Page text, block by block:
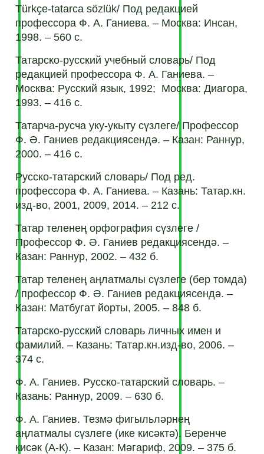
Türkçe-tatarca sözlük/ Под редакцией
профессора Ф. А. Ганиева. – Москва: Инсан,
1998. – 560 с.
Татарско-русский учебный словарь/ Под
редакцией профессора Ф. А. Ганиева. –
Москва: Русский язык, 1992; Москва: Диагора,
1993. – 416 с.
Татарча-русча уку-укыту сүзлеге/ Профессор
Ф. Ә. Ганиев редакциясендә. – Казан: Раннур,
2000. – 416 с.
Русcко-татарский словарь/ Под ред.
профессора Ф. А. Ганиева. – Казань: Татар.кн.
изд-во, 2001, 2009, 2014. – 212 с.
Татар теленең орфография сүзлеге /
Профессор Ф. Ә. Ганиев редакциясендә. –
Казан: Раннур, 2002. – 432 б.
Татар теленең аңлатмалы сүзлеге (бер томда)
/ профессор Ф. Ә. Ганиев редакциясендә. –
Казан: Матбугат йорты, 2005. – 848 б.
Татарско-русский словарь личных имен и
фамилий. – Казань: Татар.кн.изд-во, 2006. –
374 с.
Ф. А. Ганиев. Русско-татарский словарь. –
Казань: Раннур, 2009. – 630 б.
Ф. А. Ганиев. Тезмә фигыльләрнең
аңлатмалы сүзлеге (ике кисәктә). Беренче
кисәк (А-К). – Казан: Мәгариф, 2009. – 375 б.